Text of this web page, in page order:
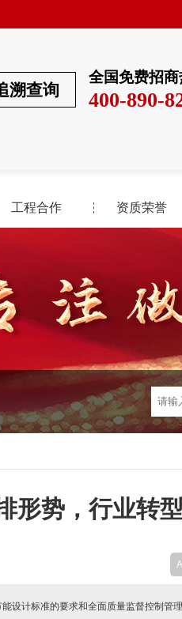
全国免费招商
400-890-
溯查询
工程合作 资质荣誉
形势，行业转
设计标准的要求和全面质量监督控制管